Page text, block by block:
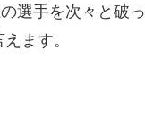
選手を次々と破
ます。